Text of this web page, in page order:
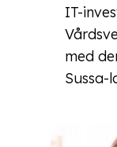
IT-
med
Sussa-